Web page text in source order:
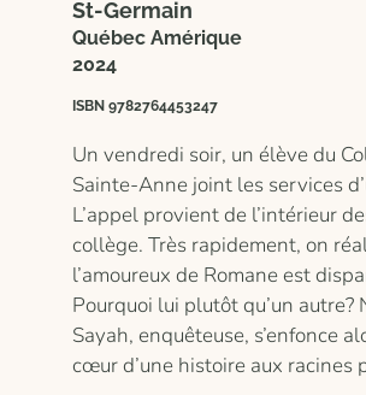
St-Germain
Québec Amérique
2024
ISBN 9782764453247
Un vendredi soir, un élève du
Sainte-Anne joint les services
L’appel provient de l’intérieur
collège. Très rapidement, on
l’amoureux de Romane est
Pourquoi lui plutôt qu’un autre?
Sayah, enquêteuse, s’enfonce
cœur d’une histoire aux racines